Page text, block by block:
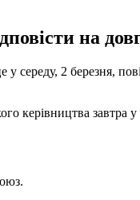
на
у середу, 2 березня,
керівництва